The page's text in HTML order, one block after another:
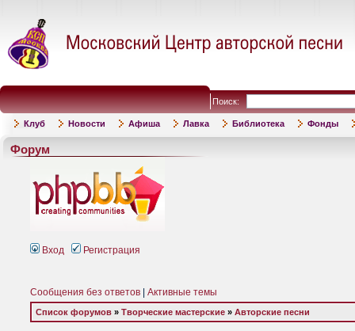
Поиск:
Клуб Новости Афиша Лавка Библиотека Фонды
Форум
Вход Регистрация
Сообщения без ответов Активные темы
Список форумов » Творческие мастерские » Авторские песни